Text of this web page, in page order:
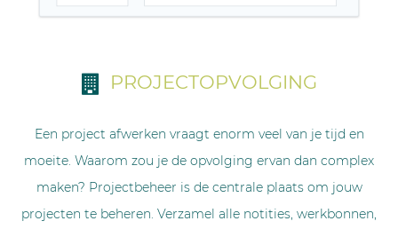
PROJECTOPVOLGING
Een project afwerken vraagt enorm veel van je tijd en
moeite. Waarom zou je de opvolging ervan dan complex
maken? Projectbeheer is de centrale plaats om jouw
projecten te beheren. Verzamel alle notities, werkbonnen,